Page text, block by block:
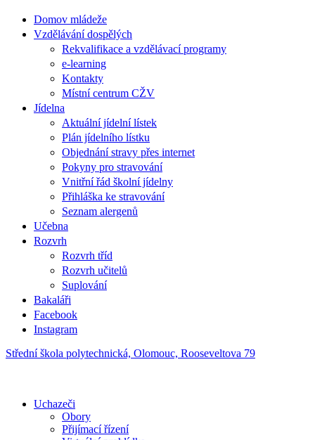
Domov mládeže
Vzdělávání dospělých
Rekvalifikace a vzdělávací programy
e-learning
Kontakty
Místní centrum CŽV
Jídelna
Aktuální jídelní lístek
Plán jídelního lístku
Objednání stravy přes internet
Pokyny pro stravování
Vnitřní řád školní jídelny
Přihláška ke stravování
Seznam alergenů
Učebna
Rozvrh
Rozvrh tříd
Rozvrh učitelů
Suplování
Bakaláři
Facebook
Instagram
Střední škola polytechnická, Olomouc, Rooseveltova 79
Uchazeči
Obory
Přijímací řízení